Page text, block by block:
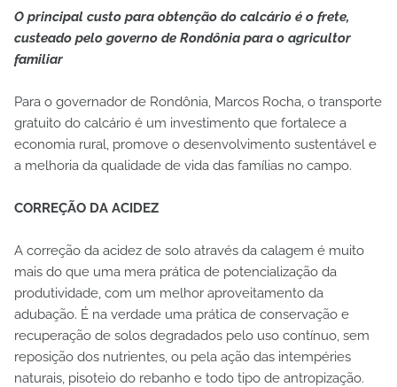
O principal custo para obtenção do calcário é o frete,
custeado pelo governo de Rondônia para o agricultor
familiar
Para o governador de Rondônia, Marcos Rocha, o transporte
gratuito do calcário é um investimento que fortalece a
economia rural, promove o desenvolvimento sustentável e
a melhoria da qualidade de vida das famílias no campo.
CORREÇÃO DA ACIDEZ
A correção da acidez de solo através da calagem é muito
mais do que uma mera prática de potencialização da
produtividade, com um melhor aproveitamento da
adubação. É na verdade uma prática de conservação e
recuperação de solos degradados pelo uso contínuo, sem
reposição dos nutrientes, ou pela ação das intempéries
naturais, pisoteio do rebanho e todo tipo de antropização.